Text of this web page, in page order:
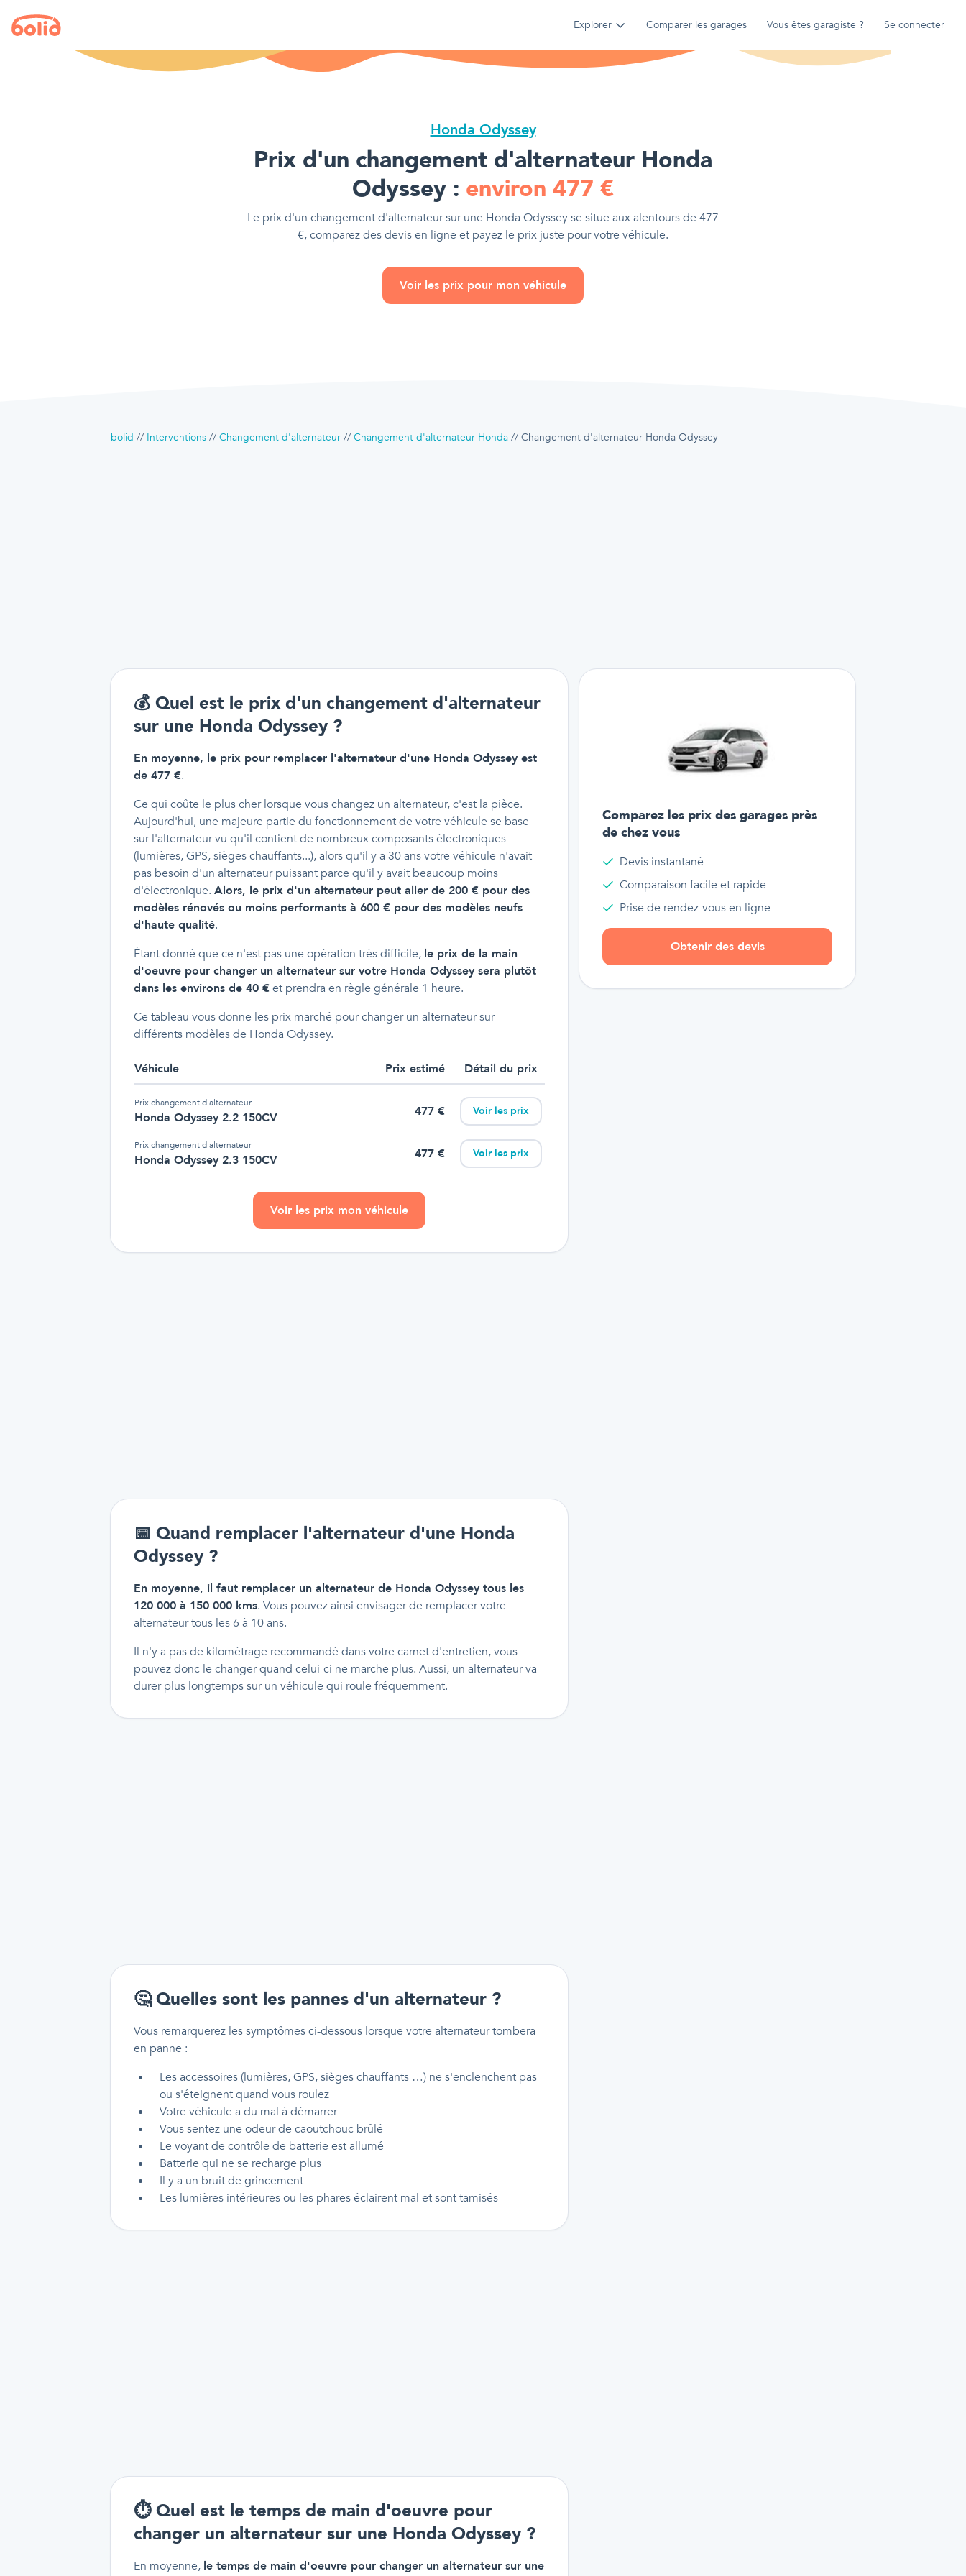
Explorer Comparer les garages Vous êtes garagiste ? Se connecter
Honda Odyssey
Prix d'un changement d'alternateur Honda
Odyssey : environ 477 €
Le prix d'un changement d'alternateursur une Honda Odysseyse situe aux alentours de 477
€, comparez des devis en ligne et payez le prix juste pour votre véhicule.
Voir les prix pour mon véhicule
bolid Interventions Changement d'alternateur Changement d'alternateur Honda Changement d'alternateur Honda Odyssey
💰 Quel est le prix d'un changement d'alternateur
sur une Honda Odyssey ?
En moyenne, le prix pour remplacer l'alternateur d'une Honda Odyssey est
de 477 €.
Ce qui coûte le plus cher lorsque vous changez un alternateur, c'est la pièce.
Aujourd'hui, une majeure partie du fonctionnement de votre véhicule se base
sur l'alternateur vu qu'il contient de nombreux composants électroniques
(lumières, GPS, sièges chauffants...), alors qu'il y a 30 ans votre véhicule n'avait
pas besoin d'un alternateur puissant parce qu'il y avait beaucoup moins
d'électronique. Alors, le prix d'un alternateur peut aller de 200 € pour des
modèles rénovés ou moins performants à 600 € pour des modèles neufs
d'haute qualité.
Étant donné que ce n'est pas une opération très difficile, le prix de la main
d'oeuvre pour changer un alternateur sur votre Honda Odyssey sera plutôt
dans les environs de 40 € et prendra en règle générale 1 heure.
Ce tableau vous donne les prix marché pour changer un alternateur sur
différents modèles de Honda Odyssey.
Véhicule Prix estimé Détail du prix
Prixchangement d'alternateur
Honda Odyssey 2.2 150CV 477 € Voir les prix
Prixchangement d'alternateur
Honda Odyssey 2.3 150CV 477 € Voir les prix
Voir les prix mon véhicule
📅 Quand remplacer l'alternateur d'une Honda
Odyssey ?
En moyenne, il faut remplacer un alternateur de Honda Odyssey tous les
120 000 à 150 000 kms. Vous pouvez ainsi envisager de remplacer votre
alternateur tous les 6 à 10 ans.
Il n'y a pas de kilométrage recommandé dans votre carnet d'entretien, vous
pouvez donc le changer quand celui-ci ne marche plus. Aussi, un alternateur va
durer plus longtemps sur un véhicule qui roule fréquemment.
🤔 Quelles sont les pannes d'un alternateur ?
Vous remarquerez les symptômes ci-dessous lorsque votre alternateur tombera
en panne :
Les accessoires (lumières, GPS, sièges chauffants …) ne s'enclenchent pas
ou s'éteignent quand vous roulez
Votre véhicule a du mal à démarrer
Vous sentez une odeur de caoutchouc brûlé
Le voyant de contrôle de batterie est allumé
Batterie qui ne se recharge plus
Il y a un bruit de grincement
Les lumières intérieures ou les phares éclairent mal et sont tamisés
⏱️ Quel est le temps de main d'oeuvre pour
changer un alternateur sur une Honda Odyssey ?
En moyenne, le temps de main d'oeuvre pour changer un alternateur sur une
Comparez les prix des garages près
de chez vous
Devis instantané
Comparaison facile et rapide
Prise de rendez-vous en ligne
Obtenir des devis